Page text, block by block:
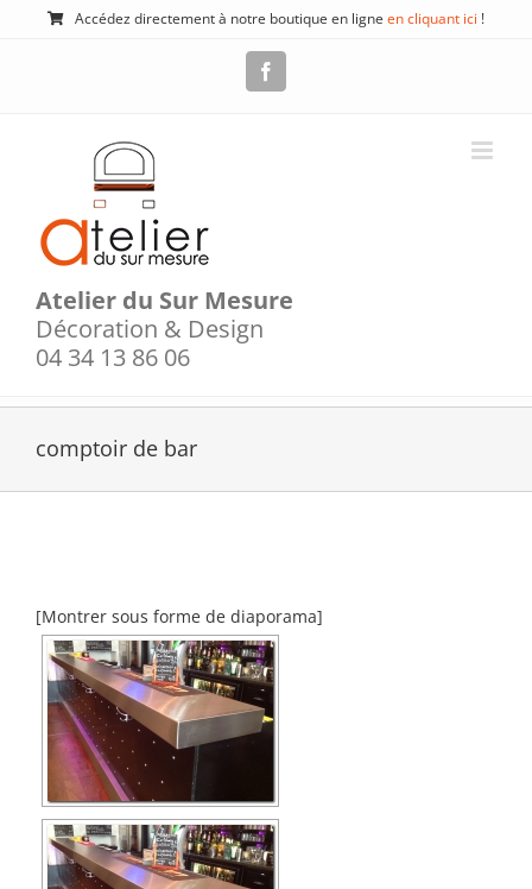
Passer
Accédez directement à notre boutique en ligne en cliquant ici !
Atelier du Sur Mesure
Décoration & Design
04 34 13 86 06
comptoir de bar
[Montrer sous forme de diaporama]